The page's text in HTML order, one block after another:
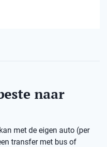
naar
met de eigen auto (per
transfer met bus of